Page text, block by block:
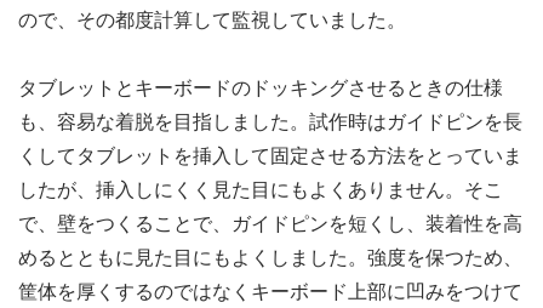
ので、その都度計算して監視していました。
タブレットとキーボードのドッキングさせるときの仕様
も、容易な着脱を目指しました。試作時はガイドピンを長
くしてタブレットを挿入して固定させる方法をとっていま
したが、挿入しにくく見た目にもよくありません。そこ
で、壁をつくることで、ガイドピンを短くし、装着性を高
めるとともに見た目にもよくしました。強度を保つため、
筐体を厚くするのではなくキーボード上部に凹みをつけて